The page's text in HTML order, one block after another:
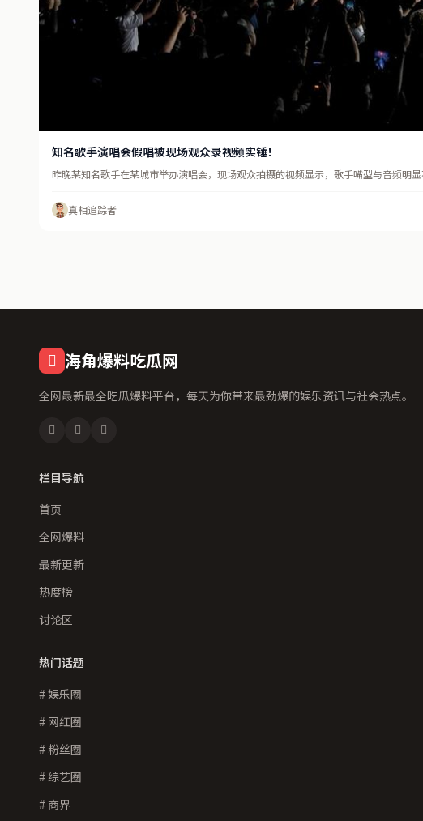
知名歌手演唱会假唱被现场观众录视频实锤！
昨晚某知名歌手在某城市举办演唱会，现场观众拍摄的视频显示，歌手嘴型与音频明
真相追踪者
海角爆料吃瓜网
全网最新最全吃瓜爆料平台，每天为你带来最劲爆的娱乐资讯与社会热点。
栏目导航
首页
全网爆料
最新更新
热度榜
讨论区
热门话题
# 娱乐圈
# 网红圈
# 粉丝圈
# 综艺圈
# 商界